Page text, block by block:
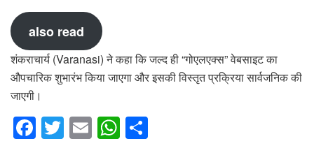
also read
शंकराचार्य (Varanasi) ने कहा कि जल्द ही “गोएलएक्स” वेबसाइट का
औपचारिक शुभारंभ किया जाएगा और इसकी विस्तृत प्रक्रिया सार्वजनिक की
जाएगी।
F T E W